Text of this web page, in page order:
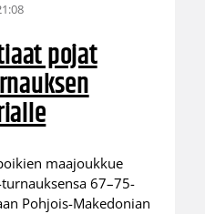
pojat
maajoukkue
67–75-
Pohjois-Makedonian